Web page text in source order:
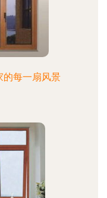
的每一扇风景